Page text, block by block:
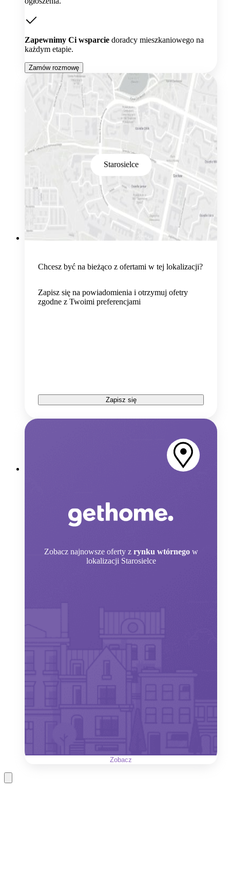
Zapewnimy Ci wsparcie doradcy mieszkaniowego na
każdym etapie.
Zamów rozmowę
Starosielce
Chcesz być na bieżąco z ofertami w tej lokalizacji?
Zapisz się na powiadomienia i otrzymuj ofetry
zgodne z Twoimi preferencjami
Zapisz się
Zobacz najnowsze oferty z rynku wtórnego w
lokalizacji Starosielce
Zobacz